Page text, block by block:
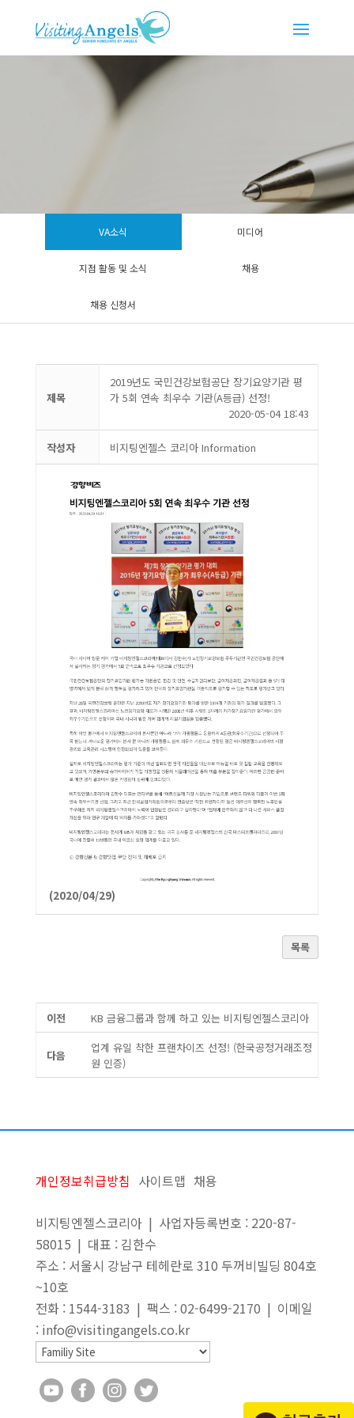
VA소식 미디어
지점 활동 및 소식 채용
채용 신청서
제목
2019년도 국민건강보험공단 장기요양기관 평
가 5회 연속 최우수 기관(A등급) 선정!
2020-05-04 18:43
작성자 비지팅엔젤스 코리아 Information
(2020/04/29)
목록
이전 KB 금융그룹과 함께 하고 있는 비지팅엔젤스코리아
다음
업계 유일 착한 프랜차이즈 선정! (한국공정거래조정
원 인증)
개인정보취급방침 사이트맵 채용
비지팅엔젤스코리아 | 사업자등록번호 : 220-87-
58015 | 대표 : 김한수
주소 : 서울시 강남구 테헤란로 310 두꺼비빌딩 804호
~10호
전화 : 1544-3183 | 팩스 : 02-6499-2170 | 이메일
: info@visitingangels.co.kr